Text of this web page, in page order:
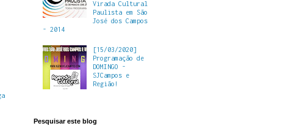
Virada Cultural
Paulista em São
José dos Campos
- 2014
[15/03/2020]
Programação de
DOMINGO -
SJCampos e
Região!
Pesquisar este blog